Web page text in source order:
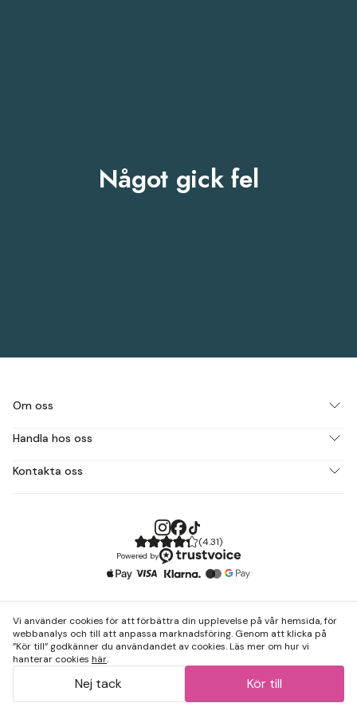
Något gick fel
Om oss
Handla hos oss
Kontakta oss
(4.31)
Powered by
Vi använder cookies för att förbättra din upplevelse på vår hemsida, för
webbanalys och till att anpassa marknadsföring. Genom att klicka på
”Kör till” godkänner du användandet av cookies. Läs mer om hur vi
hanterar cookies här.
Nej tack Kör till